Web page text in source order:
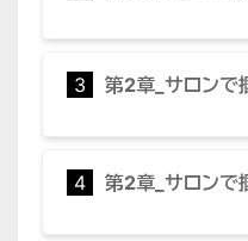
3 第2章_サロンで
4 第2章_サロンで